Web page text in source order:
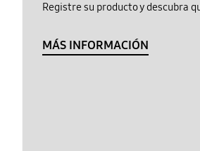
Registre su producto y descubra
MÁS INFORMACIÓN